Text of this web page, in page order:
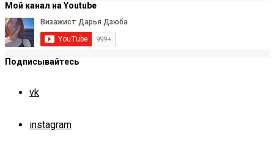
Мой канал на Youtube
Подписывайтесь
vk
instagram